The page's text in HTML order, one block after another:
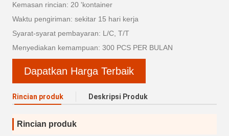
Kemasan rincian: 20 'kontainer
Waktu pengiriman: sekitar 15 hari kerja
Syarat-syarat pembayaran: L/C, T/T
Menyediakan kemampuan: 300 PCS PER BULAN
Dapatkan Harga Terbaik
Rincian produk Deskripsi Produk
Rincian produk